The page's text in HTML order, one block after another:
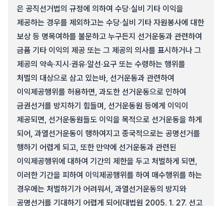
은 공직선거법의 규정에 의하여 수당·실비 기타 이익을
제공하는 경우를 제외하고는 수당·실비 기타 자원봉사에 대한
보상 등 명목여하를 불문하고 누구든지 선거운동과 관련하여
금품 기타 이익의 제공 또는 그 제공의 의사를 표시하거나 그
제공의 약속·지시·권유·알선·요구 또는 수령하는 행위를
처벌의 대상으로 삼고 있는바, 선거운동과 관련하여
이익제공행위를 허용하면, 과도한 선거운동으로 인하여
금권선거를 방지하기 힘들며, 선거운동원 등에게 이익이
제공되면, 선거운동원들도 이익을 목적으로 선거운동을 하게
되어, 과열선거운동이 행하여지고 종국적으로는 공명선거를
행하기 어렵게 되고, 또한 만약에 선거운동과 관련된
이익제공행위에 대하여 기간의 제한을 두고 처벌하게 되면,
이러한 기간을 피하여 이익제공행위를 하여 매수행위를 하는
경우에는 처벌하기가 어려워서, 과열선거운동의 방지와
공명선거를 기대하기 어렵게 되어(대법원 2005. 1. 27. 선고